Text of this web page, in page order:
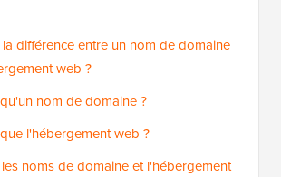
différence entre un nom de domaine
web ?
nom de domaine ?
l'hébergement web ?
noms de domaine et l'hébergement